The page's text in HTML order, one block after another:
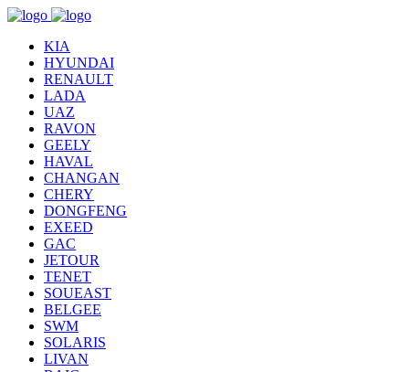
KIA
HYUNDAI
RENAULT
LADA
UAZ
RAVON
GEELY
HAVAL
CHANGAN
CHERY
DONGFENG
EXEED
GAC
JETOUR
TENET
SOUEAST
BELGEE
SWM
SOLARIS
LIVAN